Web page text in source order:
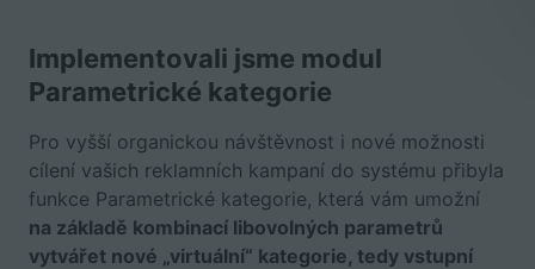
Implementovali jsme modul
Parametrické kategorie
Pro vyšší organickou návštěvnost i nové možnosti
cílení vašich reklamních kampaní do systému přibyla
funkce Parametrické kategorie, která vám umožní
na základě kombinací libovolných parametrů
vytvářet nové „virtuální“ kategorie, tedy vstupní